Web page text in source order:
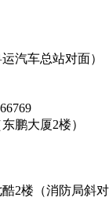
汽车总站对面）
鹏大厦2楼）
2楼（消防局斜对